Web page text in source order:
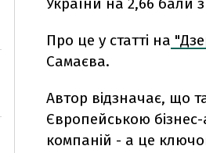
Про це у статті на
Самаєва.
Автор відзначає, що
Європейською бізнес-
компаній - а це